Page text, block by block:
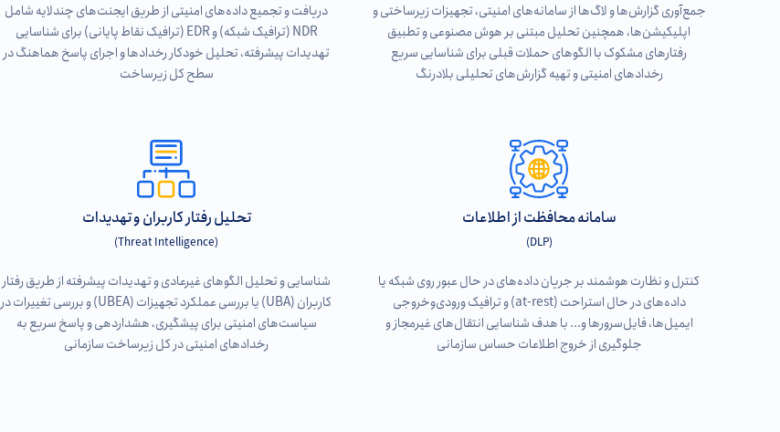
جمع‌آوری گزارش‌ها و لاگ‌ها از سامانه‌های امنیتی، تجهیزات زیرساختی و
اپلیکیشن‌ها، همچنین تحلیل مبتنی بر هوش مصنوعی و تطبیق
رفتارهای مشکوک با الگوهای حملات قبلی برای شناسایی سریع
رخدادهای امنیتی و تهیه گزارش‌های تحلیلی بلادرنگ
دریافت و تجمیع داده‌های امنیتی از طریق ایجنت‌های چندلایه شامل
NDR (ترافیک شبکه) و EDR (ترافیک نقاط پایانی) برای شناسایی
تهدیدات پیشرفته، تحلیل خودکار رخدادها و اجرای پاسخ هماهنگ در
سطح کل زیرساخت
سامانه‌ محافظت از اطلاعات
(DLP)
کنترل و نظارت هوشمند بر جریان داده‌های در حال عبور روی شبکه یا
داده‌های در حال استراحت (at-rest) و ترافیک ورودی‌و‌خروجی
ایمیل‌‌ها، فایل‌سرورها و... با هدف شناسایی انتقال‌های غیرمجاز و
جلوگیری از خروج اطلاعات حساس سازمانی
تحلیل رفتار کاربران و تهدیدات
(Threat Intelligence)
شناسایی و تحلیل الگوهای غیرعادی و تهدیدات پیشرفته از طریق رفتار
کاربران (UBA) یا بررسی عملکرد تجهیزات (UBEA) و بررسی تغییرات در
سیاست‌های امنیتی برای پیشگیری، هشداردهی و پاسخ سریع به
رخدادهای امنیتی در کل زیرساخت سازمانی